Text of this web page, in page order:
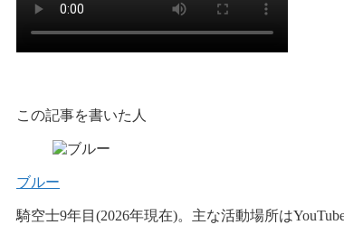
この記事を書いた人
ブルー
騎空士9年目(2026年現在)。主な活動場所は